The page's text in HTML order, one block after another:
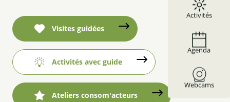
Activités
Agenda
Webcams
Visites guidées
Activités avec guide
Ateliers consom'acteurs